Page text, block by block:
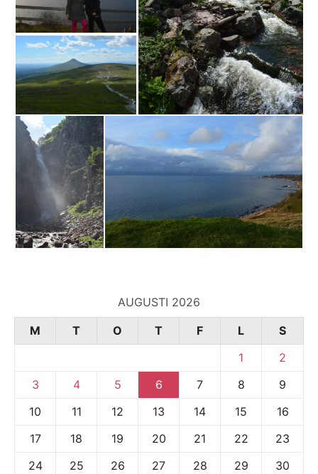
AUGUSTI 2026
M
T O T F L
S
1
2
3
4 5 6 7 8
9
10
11 12 13 14 15
16
17
18 19 20 21 22
23
24
25 26 27 28 29
30